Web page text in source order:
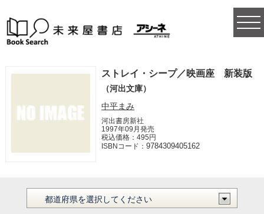
ストレイ・シープ／映画座 新装版
（河出文庫）
中平まみ
河出書房新社
1997年09月発売
税込価格：495円
ISBNコード：9784309405162